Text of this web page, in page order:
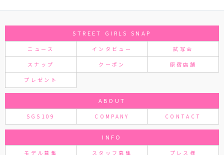
STREET GIRLS SNAP
ニュース インタビュー 試写会
スナップ クーポン 原宿店舗
プレゼント
ABOUT
SGS109 COMPANY CONTACT
INFO
モデル募集 スタッフ募集 プレス様